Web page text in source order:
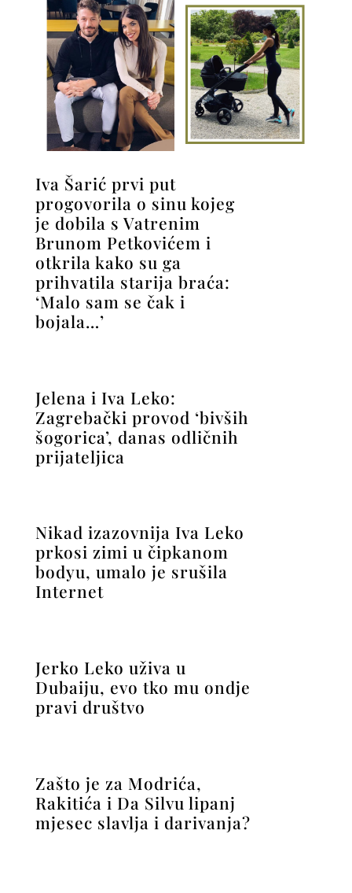
Iva Šarić prvi put
progovorila o sinu kojeg
je dobila s Vatrenim
Brunom Petkovićem i
otkrila kako su ga
prihvatila starija braća:
‘Malo sam se čak i
bojala…’
Jelena i Iva Leko:
Zagrebački provod ‘bivših
šogorica’, danas odličnih
prijateljica
Nikad izazovnija Iva Leko
prkosi zimi u čipkanom
bodyu, umalo je srušila
Internet
Jerko Leko uživa u
Dubaiju, evo tko mu ondje
pravi društvo
Zašto je za Modrića,
Rakitića i Da Silvu lipanj
mjesec slavlja i darivanja?